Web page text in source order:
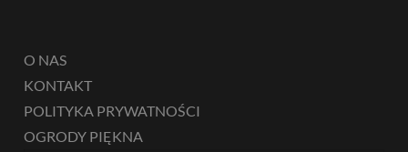
O NAS
KONTAKT
POLITYKA PRYWATNOŚCI
OGRODY PIĘKNA